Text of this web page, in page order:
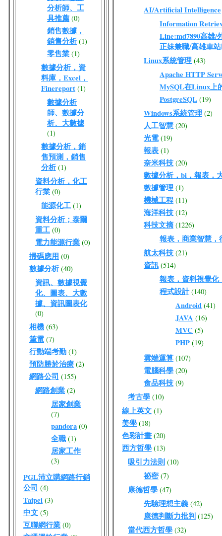
分析師、工
具推薦 (0)
銷售數據，
銷售分析 (1)
零售業 (1)
數據分析，資
料庫，Excel，
Finereport (1)
數據分析
師、數據分
析、大數據
(1)
數據分析，銷
售預測，銷售
分析 (1)
資料分析，化工
行業 (0)
能源化工 (1)
資料分析；泰爾
重工 (0)
電力能源行業 (0)
掃碼應用 (0)
數據分析 (40)
資訊、數據視覺
化、圖表、大數
據、資訊圖表化
(0)
相機 (63)
筆電 (7)
行動端考勤 (1)
預防勝於治療 (2)
網路公司 (155)
網路創業 (2)
居家創業
(7)
pandora (0)
全職 (1)
居家工作
(3)
PGL沛立購網路行銷
公司 (4)
Taipei (3)
中文 (5)
互聯網行業 (0)
AI/Artificial Intelligence
Information
Line:md7890高雄/
正妹兼職/高雄車
Linux系統管理 (43)
Apache HTTP
MySQL在Linux上
PostgreSQL (19)
Windows系統管理 (2)
人工智慧 (20)
光電 (19)
報表 (1)
奈米科技 (20)
數據分析，bi，報表，
數據管理 (1)
機械工程 (11)
海洋科技 (12)
科技文摘 (1226)
報表，商業智慧，
航太科技 (21)
資訊 (514)
報表，資料視覺
程式設計 (140)
Android (41)
JAVA (16)
MVC (5)
PHP (19)
雲端運算 (107)
電腦科學 (20)
食品科技 (9)
考古學 (10)
線上英文 (1)
美學 (18)
色彩計畫 (20)
西方哲學 (13)
吸引力法則 (10)
祕密 (7)
康德哲學 (47)
先驗理想主義 (42)
康德判斷力批判 (125)
當代西方哲學 (32)